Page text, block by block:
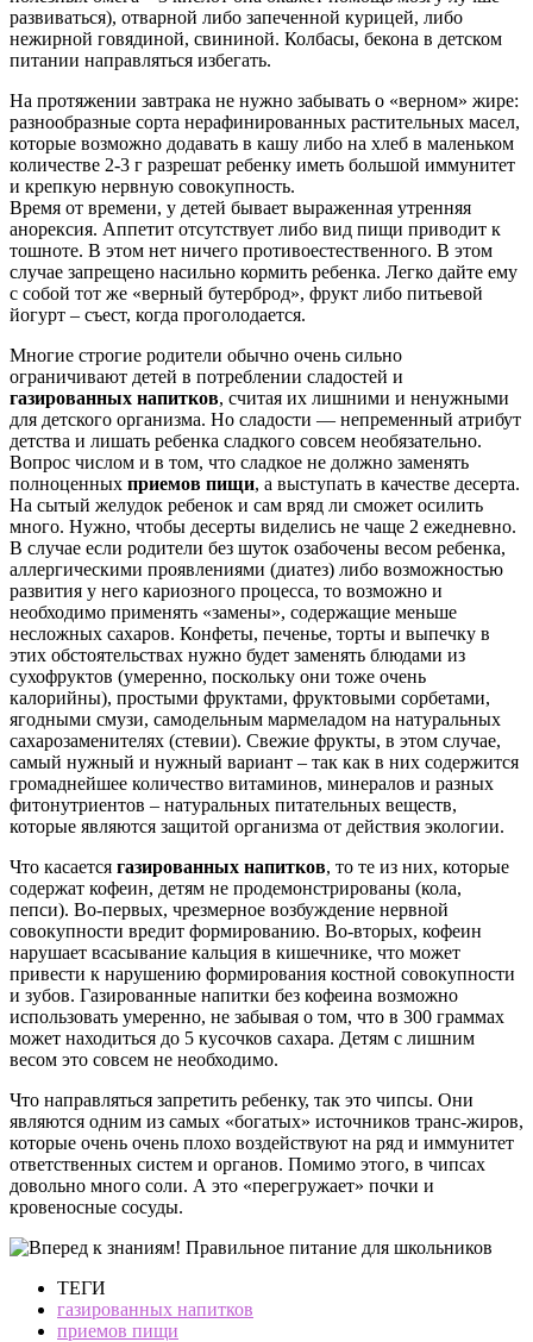
развиваться), отварной либо запеченной курицей, либо
нежирной говядиной, свининой. Колбасы, бекона в детском
питании направляться избегать.
На протяжении завтрака не нужно забывать о «верном» жире:
разнообразные сорта нерафинированных растительных масел,
которые возможно додавать в кашу либо на хлеб в маленьком
количестве 2-3 г разрешат ребенку иметь большой иммунитет
и крепкую нервную совокупность.
Время от времени, у детей бывает выраженная утренняя
анорексия. Аппетит отсутствует либо вид пищи приводит к
тошноте. В этом нет ничего противоестественного. В этом
случае запрещено насильно кормить ребенка. Легко дайте ему
с собой тот же «верный бутерброд», фрукт либо питьевой
йогурт – съест, когда проголодается.
Многие строгие родители обычно очень сильно
ограничивают детей в потреблении сладостей и
газированных напитков, считая их лишними и ненужными
для детского организма. Но сладости — непременный атрибут
детства и лишать ребенка сладкого совсем необязательно.
Вопрос числом и в том, что сладкое не должно заменять
полноценных приемов пищи, а выступать в качестве десерта.
На сытый желудок ребенок и сам вряд ли сможет осилить
много. Нужно, чтобы десерты виделись не чаще 2 ежедневно.
В случае если родители без шуток озабочены весом ребенка,
аллергическими проявлениями (диатез) либо возможностью
развития у него кариозного процесса, то возможно и
необходимо применять «замены», содержащие меньше
несложных сахаров. Конфеты, печенье, торты и выпечку в
этих обстоятельствах нужно будет заменять блюдами из
сухофруктов (умеренно, поскольку они тоже очень
калорийны), простыми фруктами, фруктовыми сорбетами,
ягодными смузи, самодельным мармеладом на натуральных
сахарозаменителях (стевии). Свежие фрукты, в этом случае,
самый нужный и нужный вариант – так как в них содержится
громаднейшее количество витаминов, минералов и разных
фитонутриентов – натуральных питательных веществ,
которые являются защитой организма от действия экологии.
Что касается газированных напитков, то те из них, которые
содержат кофеин, детям не продемонстрированы (кола,
пепси). Во-первых, чрезмерное возбуждение нервной
совокупности вредит формированию. Во-вторых, кофеин
нарушает всасывание кальция в кишечнике, что может
привести к нарушению формирования костной совокупности
и зубов. Газированные напитки без кофеина возможно
использовать умеренно, не забывая о том, что в 300 граммах
может находиться до 5 кусочков сахара. Детям с лишним
весом это совсем не необходимо.
Что направляться запретить ребенку, так это чипсы. Они
являются одним из самых «богатых» источников транс-жиров,
которые очень очень плохо воздействуют на ряд и иммунитет
ответственных систем и органов. Помимо этого, в чипсах
довольно много соли. А это «перегружает» почки и
кровеносные сосуды.
ТЕГИ
газированных напитков
приемов пищи